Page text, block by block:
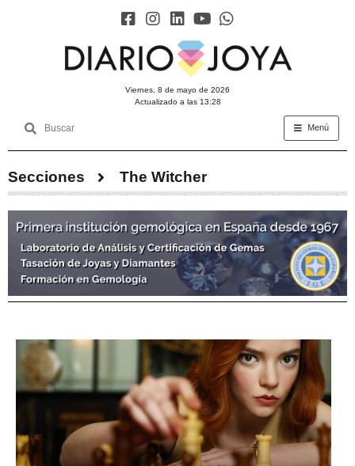
viernes, 8 de mayo de 2026
Actualizado a las 13:28
Menú
Secciones The Witcher